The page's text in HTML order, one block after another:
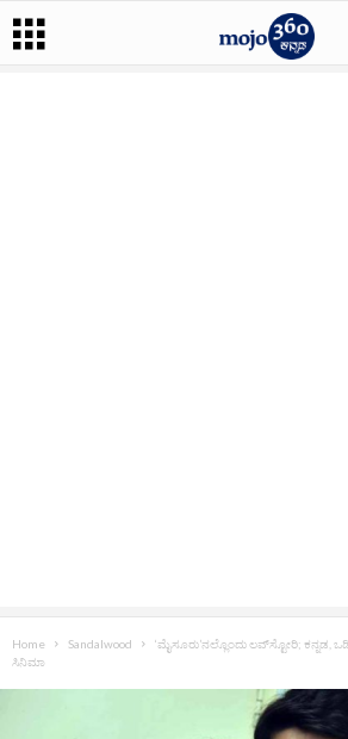
Home Sandalwood
‘ಮೈಸೂರು’ನಲ್ಲೊಂದು ಲವ್‌ಸ್ಟೋರಿ; ಕನ್ನಡ,
ಸಿನಿಮಾ